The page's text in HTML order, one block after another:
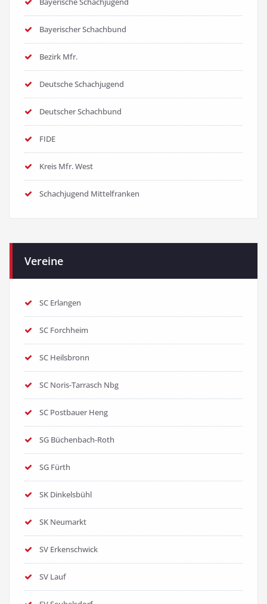
Bayerischer Schachbund
Bezirk Mfr.
Deutsche Schachjugend
Deutscher Schachbund
FIDE
Kreis Mfr. West
Schachjugend Mittelfranken
Vereine
SC Erlangen
SC Forchheim
SC Heilsbronn
SC Noris-Tarrasch Nbg
SC Postbauer Heng
SG Büchenbach-Roth
SG Fürth
SK Dinkelsbühl
SK Neumarkt
SV Erkenschwick
SV Lauf